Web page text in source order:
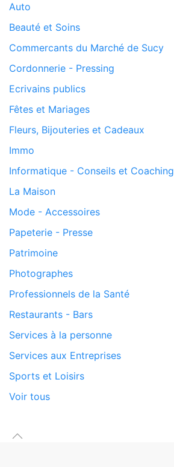
Auto
Beauté et Soins
Commercants du Marché de Sucy
Cordonnerie - Pressing
Ecrivains publics
Fêtes et Mariages
Fleurs, Bijouteries et Cadeaux
Immo
Informatique - Conseils et Coaching
La Maison
Mode - Accessoires
Papeterie - Presse
Patrimoine
Photographes
Professionnels de la Santé
Restaurants - Bars
Services à la personne
Services aux Entreprises
Sports et Loisirs
Voir tous